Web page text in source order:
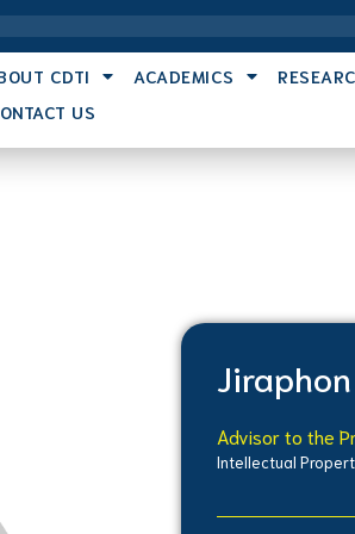
CDTI ACADEMICS
US
Advisor to the
Intellectual